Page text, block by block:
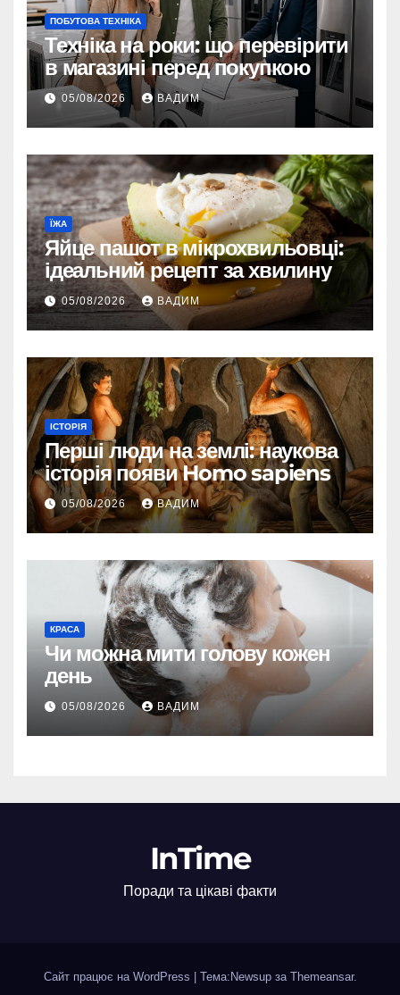
ПОБУТОВА ТЕХНІКА
Техніка на роки: що перевірити
в магазині перед покупкою
05/08/2026 ВАДИМ
ЇЖА
Яйце пашот в мікрохвильовці:
ідеальний рецепт за хвилину
05/08/2026 ВАДИМ
ІСТОРІЯ
Перші люди на землі: наукова
історія появи Homo sapiens
05/08/2026 ВАДИМ
КРАСА
Чи можна мити голову кожен
день
05/08/2026 ВАДИМ
InTime
Поради та цікаві факти
Сайт працює на WordPress Тема:Newsup за Themeansar.